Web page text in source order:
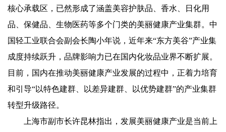
核心承载区，已然形成了涵盖美容护肤品、香水、日化用
品、保健品、生物医药等多个门类的美丽健康产业集群。中
国轻工业联合会副会长陶小年说，近年来“东方美谷”产业集
成度持续跃升，品牌影响力已在国内化妆品业界不断扩展。
目前，国内在推动美丽健康产业发展的过程中，正着力培育
和引导“以特色建群、以差异建群、以优势建群”的产业集群
转型升级路径。
上海市副市长许昆林指出，发展美丽健康产业是当前上